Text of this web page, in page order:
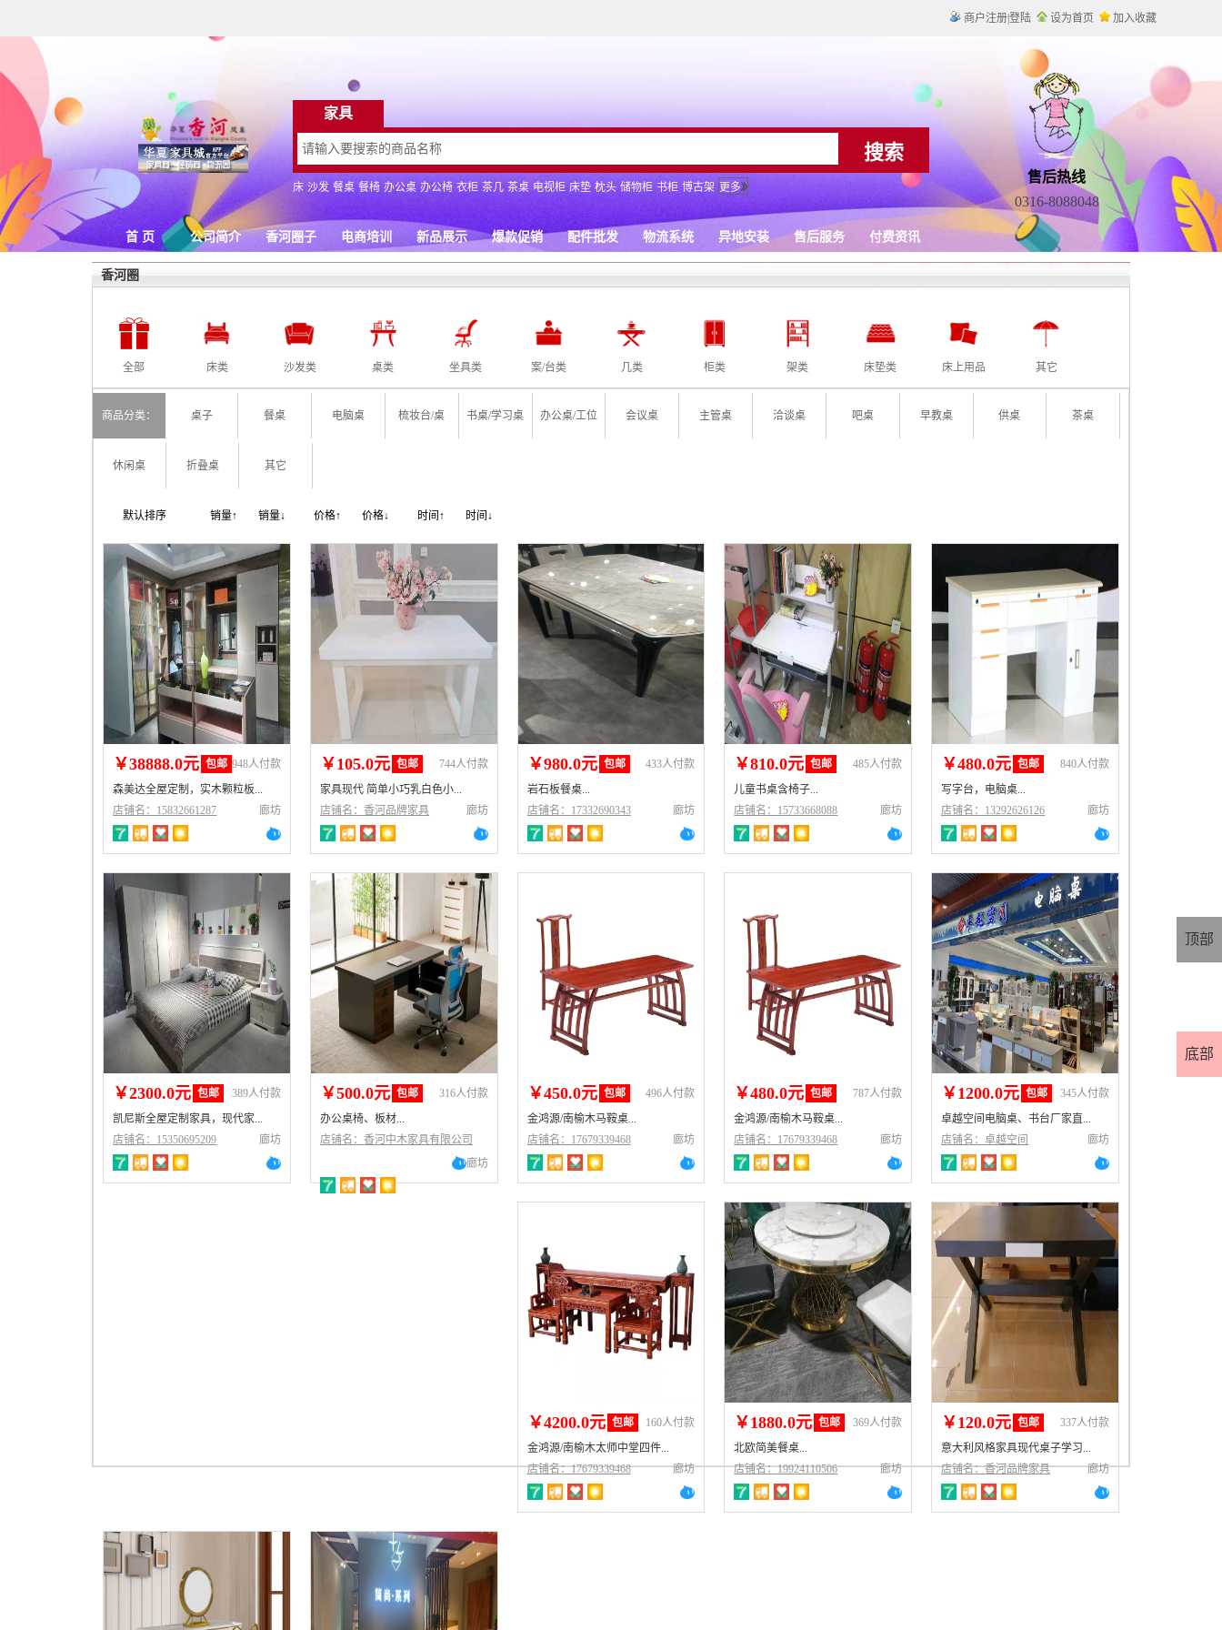
香河圈
全部 床类 沙发类 桌类 坐具类 案/台类 几类 柜类 架类 床垫类 床上用品 其它
商品分类： 桌子 餐桌 电脑桌 梳妆台/桌 书桌/学习桌 办公桌/工位 会议桌 主管桌 洽谈桌 吧桌 早教桌 供桌 茶桌
休闲桌 折叠桌 其它
默认排序 销量↑ 销量↓ 价格↑ 价格↓ 时间↑ 时间↓
￥38888.0元 包邮 948人付款
森美达全屋定制，实木颗粒板...
店铺名：15832661287
廊坊
￥105.0元 包邮
744人付款
家具现代 简单小巧乳白色小...
店铺名：香河品牌家具
廊坊
￥980.0元 包邮
433人付款
岩石板餐桌...
店铺名：17332690343
廊坊
￥810.0元 包邮
485人付款
儿童书桌含椅子...
店铺名：15733668088
廊坊
￥480.0元 包邮
840人付款
写字台，电脑桌...
店铺名：13292626126
廊坊
￥2300.0元 包邮
389人付款
凯尼斯全屋定制家具，现代家...
店铺名：15350695209
廊坊
￥500.0元 包邮
316人付款
办公桌椅、板材...
店铺名：香河中木家具有限公司
廊坊
￥450.0元 包邮
496人付款
金鸿源/南榆木马鞍桌...
店铺名：17679339468
廊坊
￥480.0元 包邮
787人付款
金鸿源/南榆木马鞍桌...
店铺名：17679339468
廊坊
￥1200.0元 包邮
345人付款
卓越空间电脑桌、书台厂家直...
店铺名：卓越空间
廊坊
￥4200.0元 包邮
160人付款
金鸿源/南榆木太师中堂四件...
店铺名：17679339468
廊坊
￥1880.0元 包邮
369人付款
北欧简美餐桌...
店铺名：19924110506
廊坊
￥120.0元 包邮
337人付款
意大利风格家具现代桌子学习...
店铺名：香河品牌家具
廊坊
顶部
底部